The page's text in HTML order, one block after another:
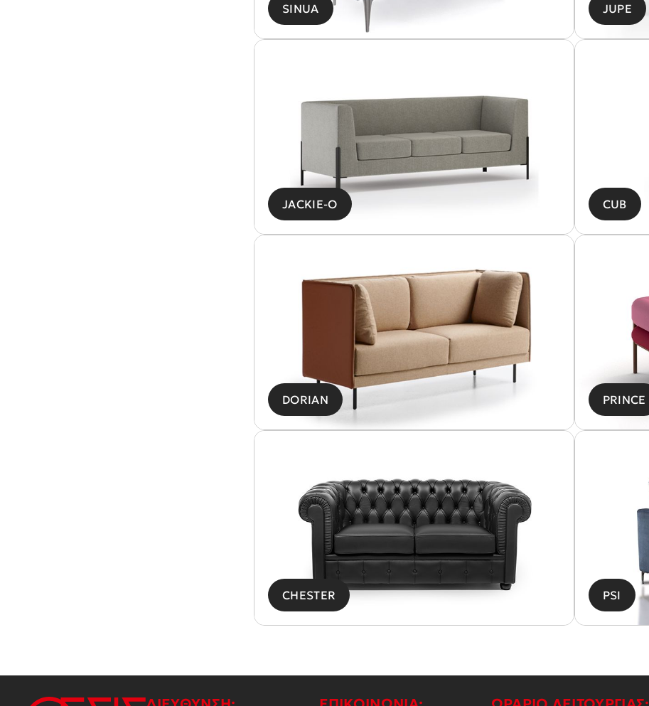
ΠΡΟΪΟΝΤΑ
ΚΑΘΙΣΜΑ
ΚΑΘΙΣΜΑ ΑΜΦΙΘΕΑΤΡΟΥ - ΑΙΘΟΥΣΩΝ
ΔΙΔΑΣΚΑΛΙΑΣ
RECEPTION
SINUA JUPE
JACKIE-O CUB
DORIAN PRINCE
CHESTER PSI